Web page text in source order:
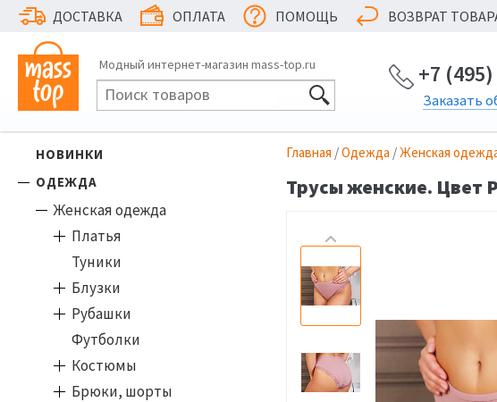
ДОСТАВКА ОПЛАТА ПОМОЩЬ ВОЗВРАТ
Модный интернет-магазин mass-top.ru +7
Заказать
НОВИНКИ
ОДЕЖДА
Женская одежда
Платья
Туники
Блузки
Рубашки
Футболки
Костюмы
Брюки, шорты
Главная /Одежда /Женская
Трусы женские. Цвет